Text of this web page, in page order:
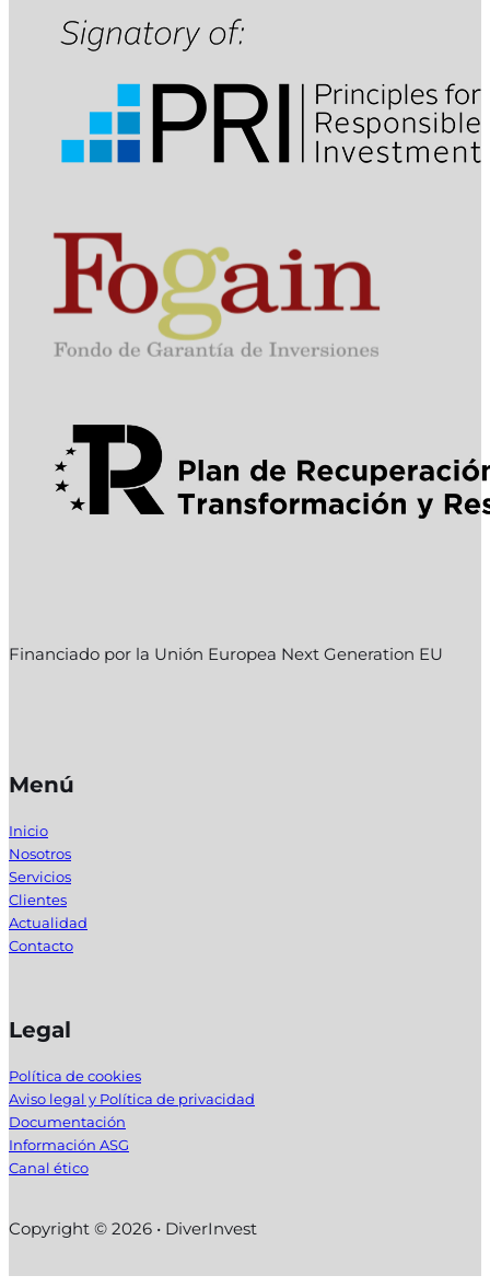
Financiado por la Unión Europea Next Generation EU
Menú
Inicio
Nosotros
Servicios
Clientes
Actualidad
Contacto
Legal
Política de cookies
Aviso legal y Política de privacidad
Documentación
Información ASG
Canal ético
Copyright © 2026 • DiverInvest